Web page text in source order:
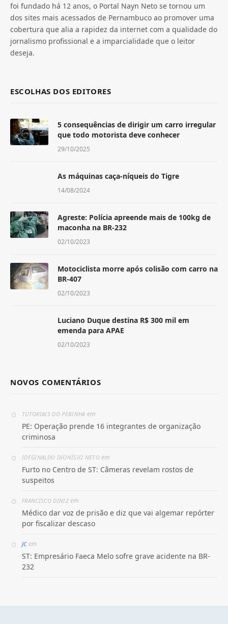
foi fundado há 12 anos, o Portal Nayn Neto se tornou um
dos sites mais acessados de Pernambuco ao promover uma
cobertura que alia a rapidez da internet com a qualidade do
jornalismo profissional e a imparcialidade que o leitor
deseja.
ESCOLHAS DOS EDITORES
5 consequências de dirigir um carro irregular
que todo motorista deve conhecer
29/10/2025
As máquinas caça-níqueis do Tigre
14/08/2024
Agreste: Polícia apreende mais de 100kg de
maconha na BR-232
02/10/2023
Motociclista morre após colisão com carro na
BR-407
02/10/2023
Luciano Duque destina R$ 300 mil em
emenda para APAE
02/10/2023
NOVOS COMENTÁRIOS
TUTORIAIS DO PEBINHA em
PE: Operação prende 16 integrantes de organização
criminosa
IDEGINALDO DIONÍSIO NETOem
Furto no Centro de ST: Câmeras revelam rostos de
suspeitos
FRANCISCO DINIZem
Médico dar voz de prisão e diz que vai algemar repórter
por fiscalizar descaso
JCem
ST: Empresário Faeca Melo sofre grave acidente na BR-
232